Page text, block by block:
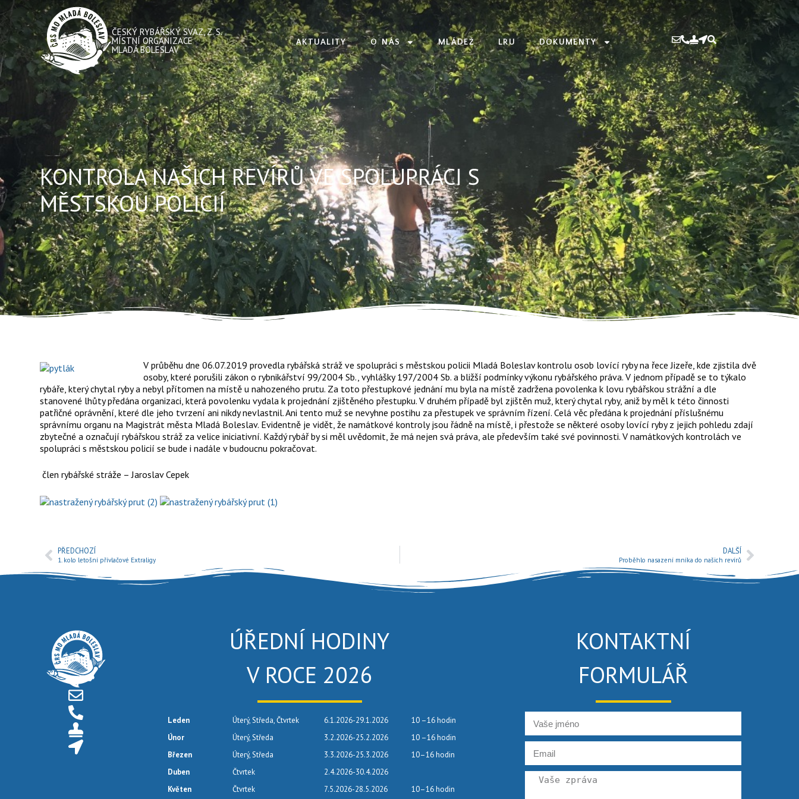
ČESKÝ RYBÁŘSKÝ SVAZ, Z. S.
MÍSTNÍ ORGANIZACE
MLADÁ BOLESLAV
AKTUALITY O NÁS MLÁDEŽ LRU DOKUMENTY
KONTROLA NAŠICH REVÍRŮ VE SPOLUPRÁCI S
MĚSTSKOU POLICIÍ
V průběhu dne 06.07.2019 provedla rybářská stráž ve spolupráci s městskou policii Mladá Boleslav kontrolu osob lovící ryby na řece Jizeře, kde zjistila dvě
osoby, které porušili zákon o rybnikářství 99/2004 Sb., vyhlášky 197/2004 Sb. a bližší podmínky výkonu rybářského práva. V jednom případě se to týkalo
rybáře, který chytal ryby a nebyl přítomen na místě u nahozeného prutu. Za toto přestupkové jednání mu byla na místě zadržena povolenka k lovu rybářskou strážní a dle
stanovené lhůty předána organizaci, která povolenku vydala k projednání zjištěného přestupku. V druhém případě byl zjištěn muž, který chytal ryby, aniž by měl k této činnosti
patřičné oprávnění, které dle jeho tvrzení ani nikdy nevlastnil. Ani tento muž se nevyhne postihu za přestupek ve správním řízení. Celá věc předána k projednání příslušnému
správnímu organu na Magistrát města Mladá Boleslav. Evidentně je vidět, že namátkové kontroly jsou řádně na místě, i přestože se některé osoby lovící ryby z jejich pohledu zdají
zbytečné a označují rybářskou stráž za velice iniciativní. Každý rybář by si měl uvědomit, že má nejen svá práva, ale především také své povinnosti. V namátkových kontrolách ve
spolupráci s městskou policií se bude i nadále v budoucnu pokračovat.
člen rybářské stráže – Jaroslav Cepek
PŘEDCHOZÍ
1. kolo letošní přívlačové Extraligy
DALŠÍ
Proběhlo nasazení mníka do našich revírů
ÚŘEDNÍ HODINY
V ROCE 2026
Leden Úterý, Středa, Čtvrtek 6.1.2026-29.1.2026
10 –16 hodin
Únor
Úterý, Středa 3.2.2026-25.2.2026
10 –16 hodin
Březen
Úterý, Středa 3.3.2026-25.3.2026
10–16 hodin
Duben
Čtvrtek
2.4.2026-30.4.2026
Květen
Čtvrtek 7.5.2026-28.5.2026 10–16 hodin
KONTAKTNÍ
FORMULÁŘ